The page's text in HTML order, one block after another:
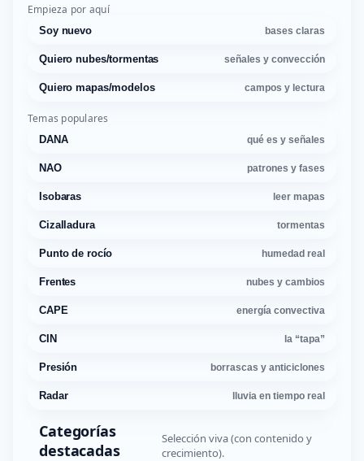
Empieza por aquí
Soy nuevo bases claras
Quiero nubes/tormentas señales y convección
Quiero mapas/modelos campos y lectura
Temas populares
DANA qué es y señales
NAO patrones y fases
Isobaras leer mapas
Cizalladura tormentas
Punto de rocío humedad real
Frentes nubes y cambios
CAPE energía convectiva
CIN la “tapa”
Presión borrascas y anticiclones
Radar lluvia en tiempo real
Categorías
destacadas
Selección viva (con contenido y
crecimiento).